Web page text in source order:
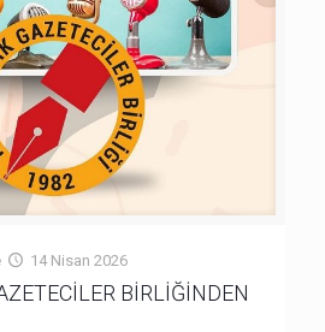
14 Nisan 2026
BİRLİĞİNDEN